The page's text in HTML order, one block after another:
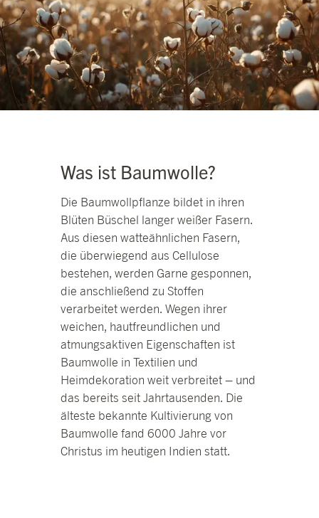
Was ist Baumwolle?
Die Baumwollpflanze bildet in ihren
Blüten Büschel langer weißer Fasern.
Aus diesen watteähnlichen Fasern,
die überwiegend aus Cellulose
bestehen, werden Garne gesponnen,
die anschließend zu Stoffen
verarbeitet werden. Wegen ihrer
weichen, hautfreundlichen und
atmungsaktiven Eigenschaften ist
Baumwolle in Textilien und
Heimdekoration weit verbreitet – und
das bereits seit Jahrtausenden. Die
älteste bekannte Kultivierung von
Baumwolle fand 6000 Jahre vor
Christus im heutigen Indien statt.